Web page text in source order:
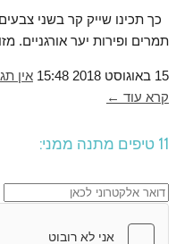
כך תכינו שייק קר בשני
תמרים ופירות יער אורגניים.
15 באוגוסט 2018 15:48 אין
קרא עוד ←
11 טיפים מתנה ממני: